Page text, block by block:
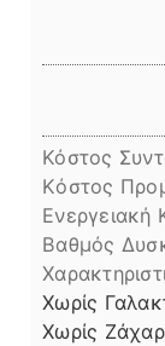
Κόστος
Kόστος
Ενεργειακή
Βαθμός
Χωρίς
Χωρίς